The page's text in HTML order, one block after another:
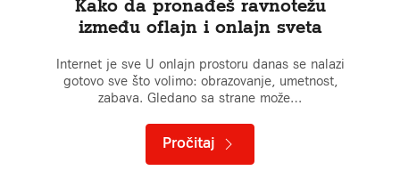
Kako da pronađeš ravnotežu
između oflajn i onlajn sveta
Internet je sve U onlajn prostoru danas se nalazi
gotovo sve što volimo: obrazovanje, umetnost,
zabava. Gledano sa strane može…
Pročitaj